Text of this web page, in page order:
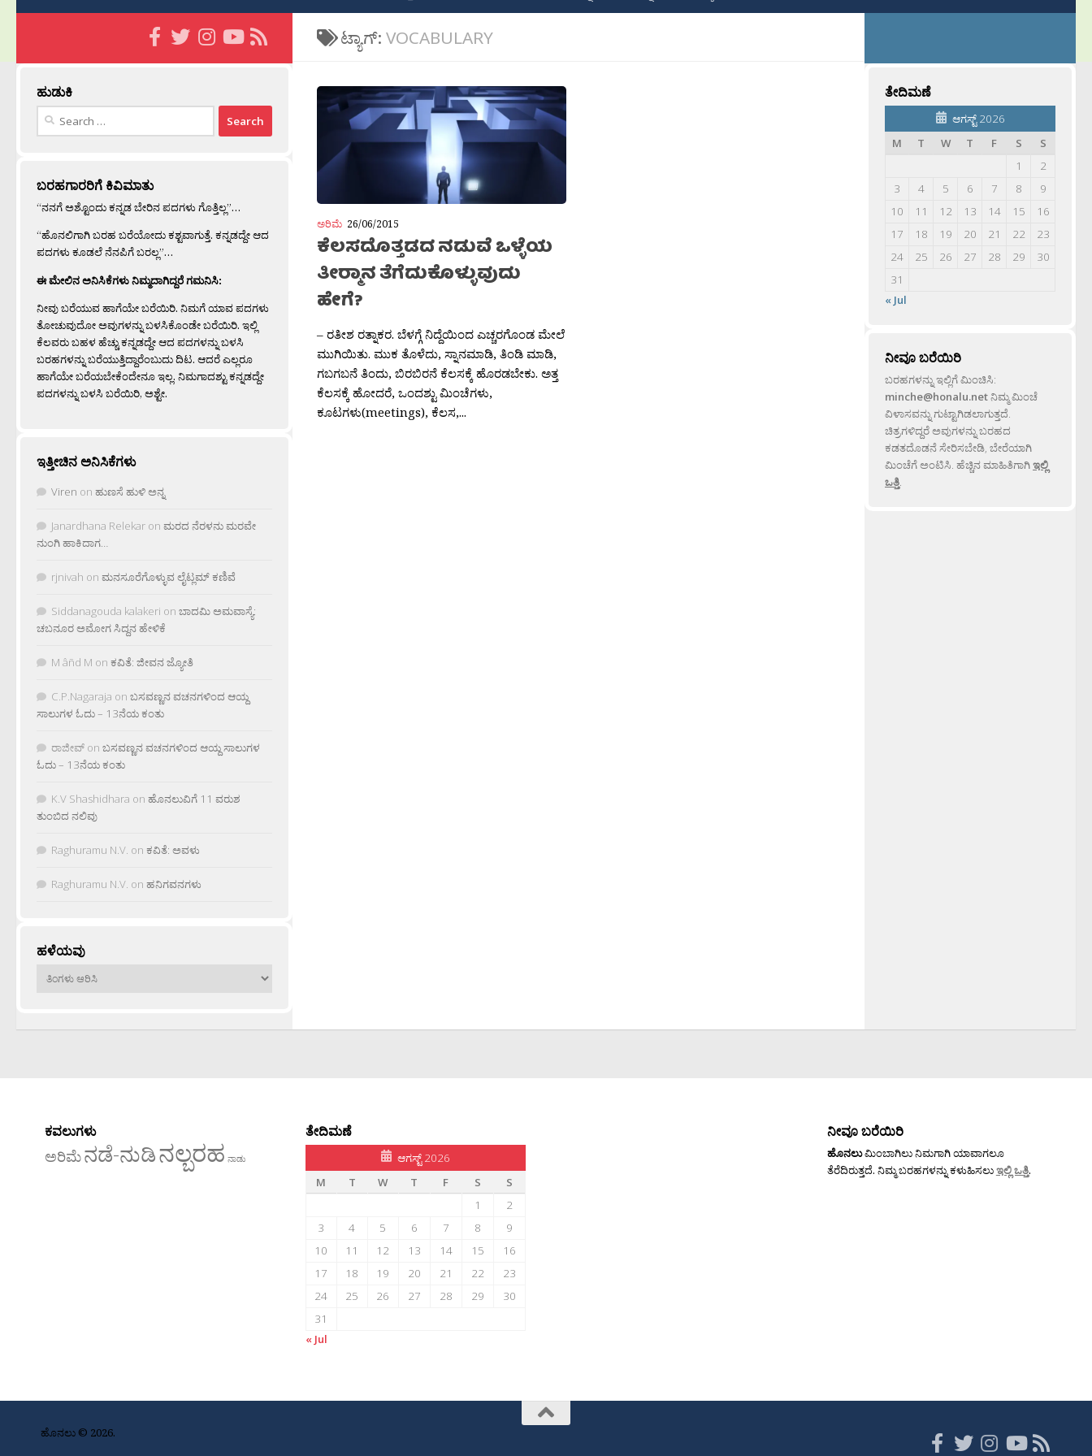
ಟ್ಯಾಗ್: VOCABULARY
ಅರಿಮೆ 26/06/2015
ಕೆಲಸದೊತ್ತಡದ ನಡುವೆ ಒಳ್ಳೆಯ
ತೀರ‍್ಮಾನ ತೆಗೆದುಕೊಳ್ಳುವುದು
ಹೇಗೆ?
– ರತೀಶ ರತ್ನಾಕರ. ಬೆಳಗ್ಗೆ ನಿದ್ದೆಯಿಂದ ಎಚ್ಚರಗೊಂಡ ಮೇಲೆ
ಮುಗಿಯಿತು. ಮುಕ ತೊಳೆದು, ಸ್ನಾನಮಾಡಿ, ತಿಂಡಿ ಮಾಡಿ,
ಗಬಗಬನೆ ತಿಂದು, ಬಿರಬಿರನೆ ಕೆಲಸಕ್ಕೆ ಹೊರಡಬೇಕು. ಅತ್ತ
ಕೆಲಸಕ್ಕೆ ಹೋದರೆ, ಒಂದಶ್ಟು ಮಿಂಚೆಗಳು,
ಕೂಟಗಳು(meetings), ಕೆಲಸ,...
ಹುಡುಕಿ
Search
ಬರಹಗಾರರಿಗೆ ಕಿವಿಮಾತು
“ನನಗೆ ಅಶ್ಟೊಂದು ಕನ್ನಡ ಬೇರಿನ ಪದಗಳು ಗೊತ್ತಿಲ್ಲ”…
“ಹೊನಲಿಗಾಗಿ ಬರಹ ಬರೆಯೋದು ಕಶ್ಟವಾಗುತ್ತೆ. ಕನ್ನಡದ್ದೇ ಆದ
ಪದಗಳು ಕೂಡಲೆ ನೆನಪಿಗೆ ಬರಲ್ಲ”…
ಈ ಮೇಲಿನ ಅನಿಸಿಕೆಗಳು ನಿಮ್ಮದಾಗಿದ್ದರೆ ಗಮನಿಸಿ:
ನೀವು ಬರೆಯುವ ಹಾಗೆಯೇ ಬರೆಯಿರಿ. ನಿಮಗೆ ಯಾವ ಪದಗಳು
ತೋಚುವುದೋ ಅವುಗಳನ್ನು ಬಳಸಿಕೊಂಡೇ ಬರೆಯಿರಿ. ಇಲ್ಲಿ
ಕೆಲವರು ಬಹಳ ಹೆಚ್ಚು ಕನ್ನಡದ್ದೇ ಆದ ಪದಗಳನ್ನು ಬಳಸಿ
ಬರಹಗಳನ್ನು ಬರೆಯುತ್ತಿದ್ದಾರೆಂಬುದು ದಿಟ. ಆದರೆ ಎಲ್ಲರೂ
ಹಾಗೆಯೇ ಬರೆಯಬೇಕೆಂದೇನೂ ಇಲ್ಲ. ನಿಮಗಾದಶ್ಟು ಕನ್ನಡದ್ದೇ
ಪದಗಳನ್ನು ಬಳಸಿ ಬರೆಯಿರಿ, ಅಶ್ಟೇ.
ಇತ್ತೀಚಿನ ಅನಿಸಿಕೆಗಳು
Viren on ಹುಣಸೆ ಹುಳಿ ಅನ್ನ
Janardhana Relekar on ಮರದ ನೆರಳನು ಮರವೇ
ನುಂಗಿ ಹಾಕಿದಾಗ…
rjnivah on ಮನಸೂರೆಗೊಳ್ಳುವ ಲೈಟ್ಲಮ್ ಕಣಿವೆ
Siddanagouda kalakeri on ಬಾದಮಿ ಅಮವಾಸ್ಯೆ:
ಚಬನೂರ ಅಮೋಗ ಸಿದ್ದನ ಹೇಳಿಕೆ
M âñd M on ಕವಿತೆ: ಜೀವನ ಜ್ಯೋತಿ
C.P.Nagaraja on ಬಸವಣ್ಣನ ವಚನಗಳಿಂದ ಆಯ್ದ
ಸಾಲುಗಳ ಓದು – 13ನೆಯ ಕಂತು
ರಾಜೀವ್ on ಬಸವಣ್ಣನ ವಚನಗಳಿಂದ ಆಯ್ದ ಸಾಲುಗಳ
ಓದು – 13ನೆಯ ಕಂತು
K.V Shashidhara on ಹೊನಲುವಿಗೆ 11 ವರುಶ
ತುಂಬಿದ ನಲಿವು
Raghuramu N.V. on ಕವಿತೆ: ಅವಳು
Raghuramu N.V. on ಹನಿಗವನಗಳು
ಹಳೆಯವು
ಹಳೆಯವು
ತೇದಿಮಣೆ
ಆಗಸ್ಟ್ 2026
M
T W T F S
S
1
2
3
4 5 6 7 8
9
10
11 12 13 14 15
16
17
18 19 20 21 22
23
24
25 26 27 28 29
30
31
« Jul
ನೀವೂ ಬರೆಯಿರಿ
ಬರಹಗಳನ್ನು ಇಲ್ಲಿಗೆ ಮಿಂಚಿಸಿ:
minche@honalu.netನಿಮ್ಮ ಮಿಂಚೆ
ವಿಳಾಸವನ್ನು ಗುಟ್ಟಾಗಿಡಲಾಗುತ್ತದೆ.
ಚಿತ್ರಗಳಿದ್ದರೆ ಅವುಗಳನ್ನು ಬರಹದ
ಕಡತದೊಡನೆ ಸೇರಿಸಬೇಡಿ, ಬೇರೆಯಾಗಿ
ಮಿಂಚೆಗೆ ಅಂಟಿಸಿ. ಹೆಚ್ಚಿನ ಮಾಹಿತಿಗಾಗಿಇಲ್ಲಿ
ಒತ್ತಿ.
ಕವಲುಗಳು
ಅರಿಮೆನಡೆ-ನುಡಿನಲ್ಬರಹ ನಾಡು
ತೇದಿಮಣೆ
ಆಗಸ್ಟ್ 2026
M
T W T F S
S
1
2
3
4 5 6 7 8
9
10
11 12 13 14 15
16
17
18 19 20 21 22
23
24
25 26 27 28 29
30
31
« Jul
ನೀವೂ ಬರೆಯಿರಿ
ಹೊನಲುಮಿಂಬಾಗಿಲು ನಿಮಗಾಗಿ ಯಾವಾಗಲೂ
ತೆರೆದಿರುತ್ತದೆ. ನಿಮ್ಮ ಬರಹಗಳನ್ನು ಕಳುಹಿಸಲುಇಲ್ಲಿ ಒತ್ತಿ.
ಹೊನಲು © 2026.